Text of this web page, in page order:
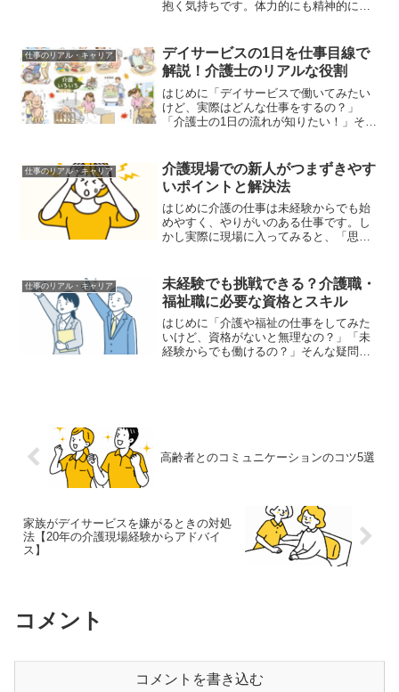
抱く気持ちです。体力的にも精神的にも
前に「何が原因で辞めたいのか」「改善
できることはあるのか」を...
仕事のリアル・キャリア
デイサービスの1日を仕事目線で
解説！介護士のリアルな役割
はじめに「デイサービスで働いてみたい
けど、実際はどんな仕事をするの？」
「介護士の1日の流れが知りたい！」そん
の仕事の流れ を詳しく解説します。現場
でのリアルな役割ややり...
仕事のリアル・キャリア
介護現場での新人がつまずきやす
いポイントと解決法
はじめに介護の仕事は未経験からでも始
めやすく、やりがいのある仕事です。し
かし実際に現場に入ってみると、「思っ
なくありません。この記事は、介護職歴
20年以上の現役介護士が...
仕事のリアル・キャリア
未経験でも挑戦できる？介護職・
福祉職に必要な資格とスキル
はじめに「介護や福祉の仕事をしてみた
いけど、資格がないと無理なの？」「未
経験からでも働けるの？」そんな疑問を
高齢者とのコミュニケーションのコツ5選
家族がデイサービスを嫌がるときの対処
法【20年の介護現場経験からアドバイ
ス】
コメント
コメントを書き込む